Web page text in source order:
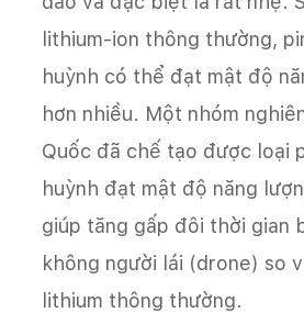
lithium-ion thông thường,
huỳnh có thể đạt mật độ
hơn nhiều. Một nhóm
Quốc đã chế tạo được loại
huỳnh đạt mật độ năng
giúp tăng gấp đôi thời gian
không người lái (drone) so
lithium thông thường.